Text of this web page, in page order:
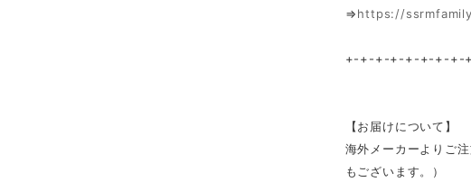
⇒https://
+-+-+-+-+-+-+-+-
【お届けについて】
海外メーカーよりご
もございます。）